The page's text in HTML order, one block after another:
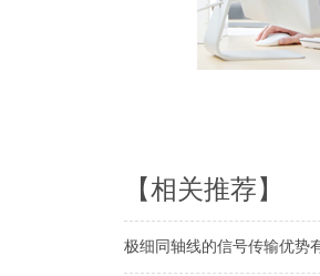
【相关推荐】
极细同轴线的信号传输优势